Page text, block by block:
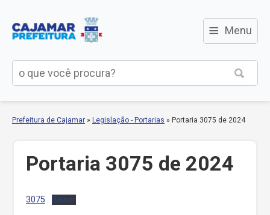
≡ Menu
Prefeitura de Cajamar » Legislação - Portarias » Portaria 3075 de 2024
Portaria 3075 de 2024
3075 Baixar